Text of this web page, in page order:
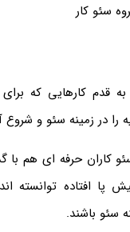
سئو کار
به قدم کارهایی که
را در زمینه سئو و شروع
کاران حرفه ای هم با
پا افتاده توانسته
سئو باشند.